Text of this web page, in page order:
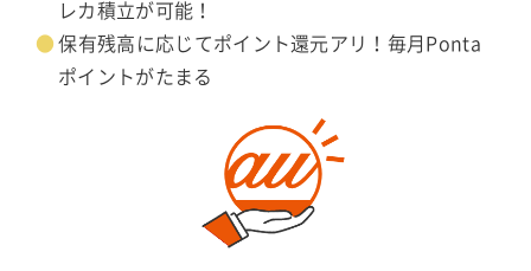
レカ積立が可能！
保有残高に応じてポイント還元アリ！毎月Ponta
ポイントがたまる